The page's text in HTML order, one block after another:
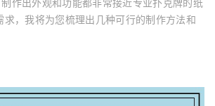
作出外观和功能都非常接近专业扑克牌的纸
求，我将为您梳理出几种可行的制作方法和